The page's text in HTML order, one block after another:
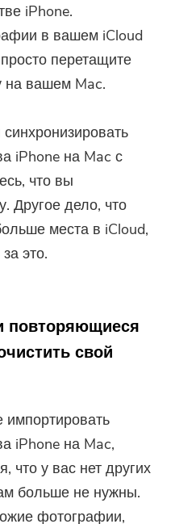
iPhone.
в вашем iCloud
перетащите
на вашем Mac.
синхронизировать
iPhone на Mac с
что вы
Другое дело, что
места в iCloud,
это.
повторяющиеся
свой
импортировать
iPhone на Mac,
что у вас нет других
больше не нужны.
фотографии,